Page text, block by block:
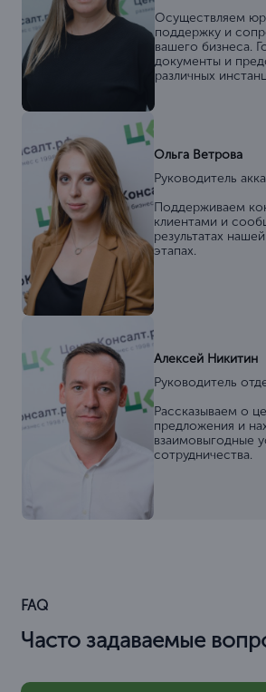
Осуществляем
поддержку и
вашего бизнеса.
документы и
различных
Ольга Ветрова
Руководитель
Поддерживаем
клиентами и
результатах
этапах.
Алексей Никитин
Руководитель
Рассказываем о
предложения и
взаимовыгодные
сотрудничества.
FAQ
Часто задаваемые